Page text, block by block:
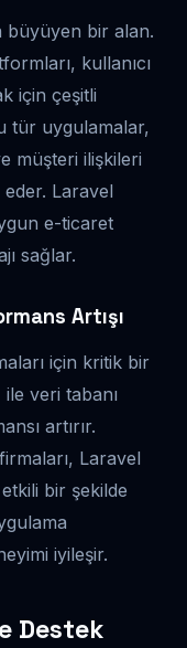
büyüyen bir alan.
kullanıcı
için çeşitli
tür uygulamalar,
müşteri ilişkileri
Laravel
e-ticaret
sağlar.
Artışı
için kritik bir
veri tabanı
artırır.
firmaları, Laravel
bir şekilde
iyileşir.
Destek